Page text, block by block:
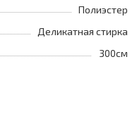
Полиэстер
Деликатная стирка
300см